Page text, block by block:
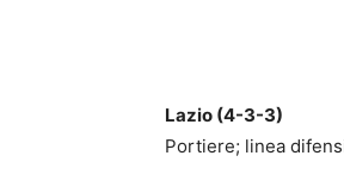
Lazio (4-3-3)
Portiere; linea